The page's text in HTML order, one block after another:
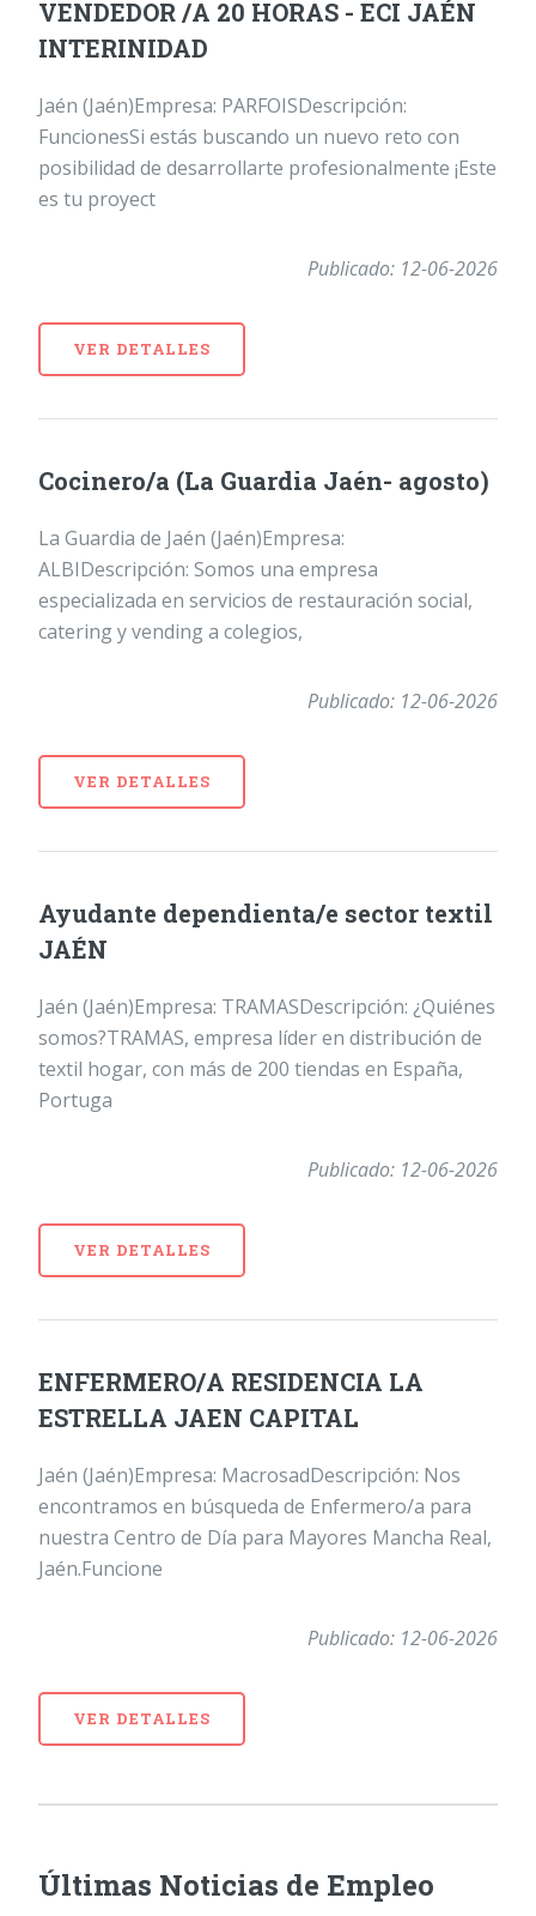
VENDEDOR /A 20 HORAS - ECI JAÉN
INTERINIDAD
Jaén (Jaén)Empresa: PARFOISDescripción:
FuncionesSi estás buscando un nuevo reto con
posibilidad de desarrollarte profesionalmente ¡Este
es tu proyect
Publicado: 12-06-2026
VER DETALLES
Cocinero/a (La Guardia Jaén- agosto)
La Guardia de Jaén (Jaén)Empresa:
ALBIDescripción: Somos una empresa
especializada en servicios de restauración social,
catering y vending a colegios,
Publicado: 12-06-2026
VER DETALLES
Ayudante dependienta/e sector textil
JAÉN
Jaén (Jaén)Empresa: TRAMASDescripción: ¿Quiénes
somos?TRAMAS, empresa líder en distribución de
textil hogar, con más de 200 tiendas en España,
Portuga
Publicado: 12-06-2026
VER DETALLES
ENFERMERO/A RESIDENCIA LA
ESTRELLA JAEN CAPITAL
Jaén (Jaén)Empresa: MacrosadDescripción: Nos
encontramos en búsqueda de Enfermero/a para
nuestra Centro de Día para Mayores Mancha Real,
Jaén.Funcione
Publicado: 12-06-2026
VER DETALLES
Últimas Noticias de Empleo